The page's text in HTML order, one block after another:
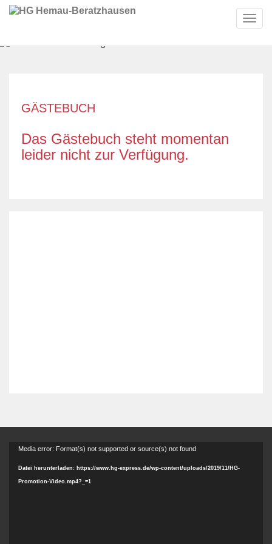
GÄSTEBUCH
Das Gästebuch steht momentan
leider nicht zur Verfügung.
Video-
Media error: Format(s) not supported or source(s) not found
Datei herunterladen: https://www.hg-express.de/wp-content/uploads/2019/11/HG-
Promotion-Video.mp4?_=1